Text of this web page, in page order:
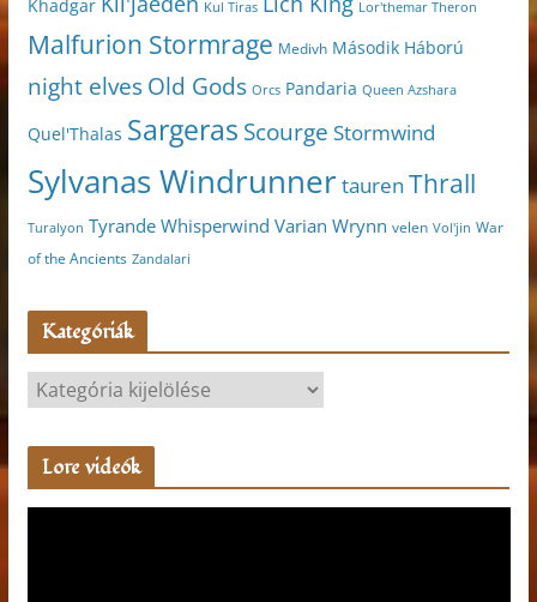
Khadgar Kul Tiras Lor'themar Theron
Malfurion Stormrage Medivh Második Háború
night elves Old Gods Orcs Pandaria Queen Azshara
Quel'Thalas Sargeras Scourge Stormwind
Sylvanas Windrunnertauren Thrall
Turalyon Tyrande Whisperwind Varian Wrynn velen Vol'jin War
of the Ancients Zandalari
Kategóriák
a
t
g
Lore videók